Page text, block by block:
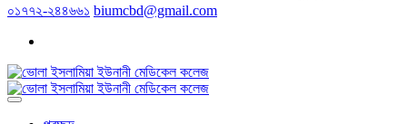
০১৭৭২-২৪৪৬৬১ biumcbd@gmail.com